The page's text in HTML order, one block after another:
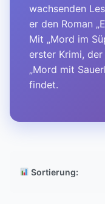
wachsenden
er den Roman
Mit „Mord im
erster Krimi,
„Mord mit
findet.
Sortierung: